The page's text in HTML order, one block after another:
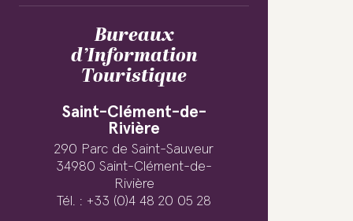
Bureaux
d’Information
Touristique
Saint-Clément-de-
Rivière
290 Parc de Saint-Sauveur
34980 Saint-Clément-de-
Rivière
Tél. : +33 (0)4 48 20 05 28